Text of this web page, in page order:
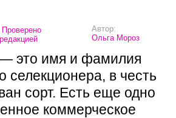
Проверено
редакцией
Автор:
Ольга Мороз
это имя и фамилия
селекционера, в честь
сорт. Есть еще одно
коммерческое